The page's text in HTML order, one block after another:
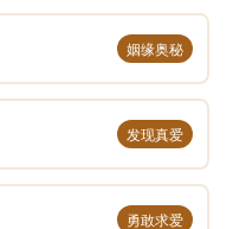
姻缘奥秘
发现真爱
勇敢求爱